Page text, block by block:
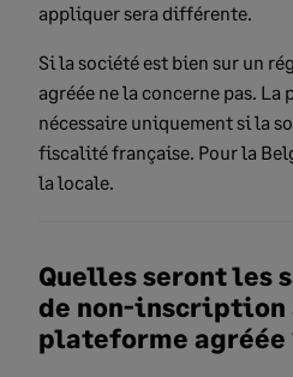
appliquer sera différente.
Si la société est bien sur un
agréée ne la concerne pas.
nécessaire uniquement si la
fiscalité française. Pour la
la locale.
Quelles seront les
de non-inscription
plateforme agréée